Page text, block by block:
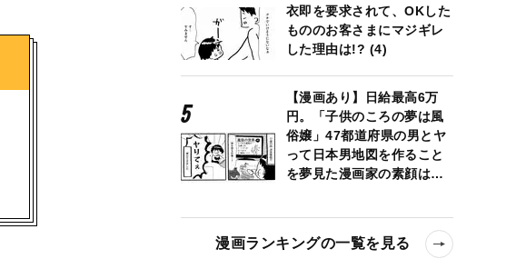
衣即を要求されて、OKした
もののお客さまにマジギレ
した理由は!? (4)
【漫画あり】日給最高6万
円。「子供のころの夢は風
俗嬢」47都道府県の男とヤ
って日本男地図を作ること
を夢見た漫画家の素顔は…
漫画ランキングの一覧を見る